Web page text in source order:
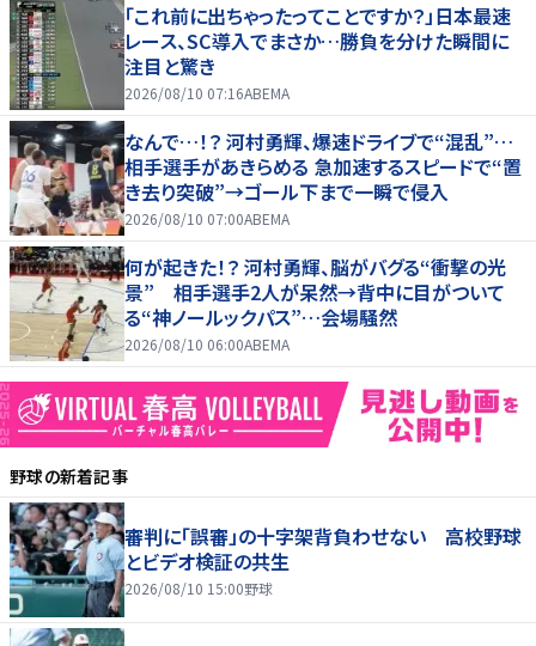
「これ前に出ちゃったってことですか？」日本最速
レース、SC導入でまさか…勝負を分けた瞬間に
注目と驚き
2026/08/10 07:16ABEMA
なんで…！？ 河村勇輝、爆速ドライブで“混乱”…
相手選手があきらめる 急加速するスピードで“置
き去り突破”→ゴール下まで一瞬で侵入
2026/08/10 07:00ABEMA
何が起きた！？ 河村勇輝、脳がバグる“衝撃の光
景” 相手選手2人が呆然→背中に目がついて
る“神ノールックパス”…会場騒然
2026/08/10 06:00ABEMA
野球の新着記事
審判に「誤審」の十字架背負わせない 高校野球
とビデオ検証の共生
2026/08/10 15:00野球